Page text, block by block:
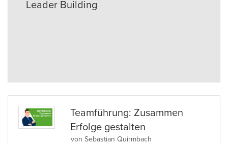
Leader Building
Teamführung: Zusammen
Erfolge gestalten
von Sebastian Quirmbach